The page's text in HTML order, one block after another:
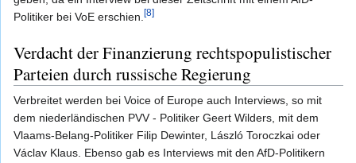
Politiker bei VoE erschien. [8]
Verdacht der Finanzierung rechtspopulistischer
Parteien durch russische Regierung
Verbreitet werden bei Voice of Europe auch Interviews, so mit
dem niederländischen PVV - Politiker Geert Wilders, mit dem
Vlaams-Belang-Politiker Filip Dewinter, László Toroczkai oder
Václav Klaus. Ebenso gab es Interviews mit den AfD-Politikern